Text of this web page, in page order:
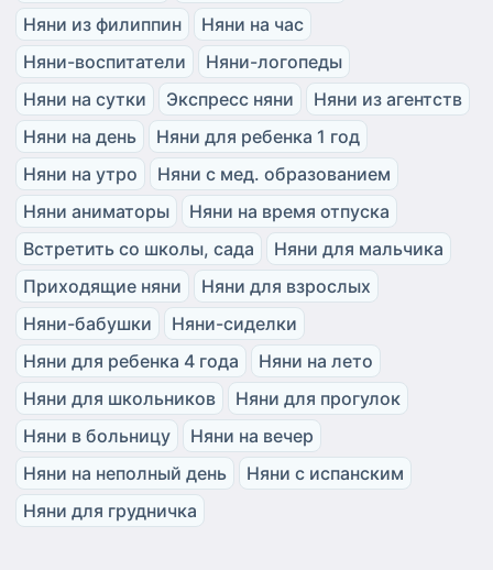
Няни из филиппин
Няни на час
Няни-воспитатели
Няни-логопеды
Няни на сутки
Экспресс няни
Няни из агентств
Няни на день
Няни для ребенка 1 год
Няни на утро
Няни с мед. образованием
Няни аниматоры
Няни на время отпуска
Встретить со школы, сада
Няни для мальчика
Приходящие няни
Няни для взрослых
Няни-бабушки
Няни-сиделки
Няни для ребенка 4 года
Няни на лето
Няни для школьников
Няни для прогулок
Няни в больницу
Няни на вечер
Няни на неполный день
Няни с испанским
Няни для грудничка